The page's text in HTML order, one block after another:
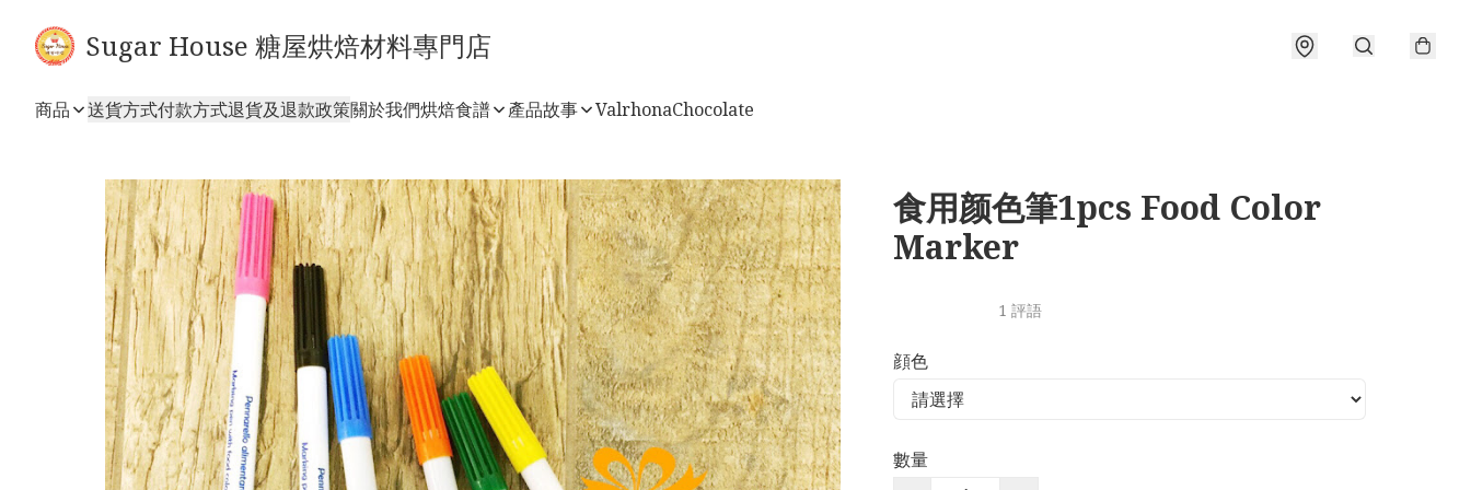
Sugar House 糖屋烘焙材料專門店
商品 送貨方式付款方式退貨及退款政策關於我們烘焙食譜 產品故事 ValrhonaChocolate
食用颜色筆1pcs Food Color
Marker
1 評語
顔色
數量